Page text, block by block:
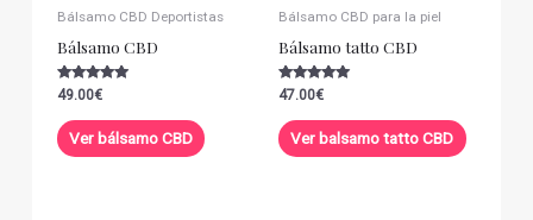
Bálsamo CBD Deportistas
Bálsamo CBD
Valorado con
de 5
49.00€
Ver bálsamo CBD
Bálsamo CBD para la piel
Bálsamo tatto CBD
Valorado con
de 5
47.00€
Ver balsamo tatto CBD